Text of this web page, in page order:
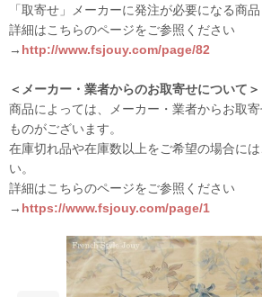
「取寄せ」メーカーに発注が必要になる商品
詳細はこちらのページをご参照ください
→ http://www.fsjouy.com/page/82
＜メーカー・業者からのお取寄せについて＞
商品によっては、メーカー・業者からお取
ものがございます。
在庫切れ品や在庫数以上をご希望の場合に
い。
詳細はこちらのページをご参照ください
→ https://www.fsjouy.com/page/1